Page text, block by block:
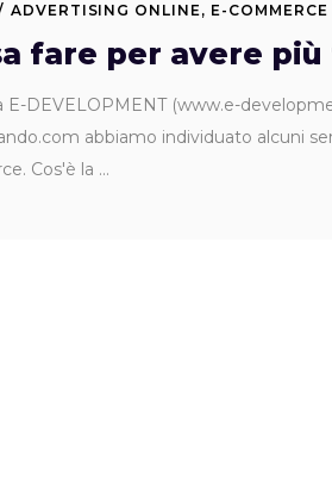
ADVERTISING ONLINE, E-COMMERCE
fare per avere
DEVELOPMENT (www.e-
abbiamo individuato alcuni
Cos'è la